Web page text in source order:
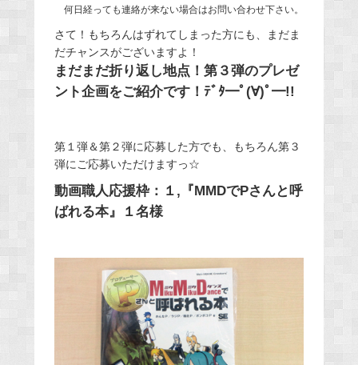
何日経っても連絡が来ない場合はお問い合わせ下さい。
さて！もちろんはずれてしまった方にも、まだま
だチャンスがございますよ！
まだまだ折り返し地点！第３弾のプレゼ
ント企画をご紹介です！ﾃﾞﾀ━ﾟ(∀)ﾟ━!!
第１弾＆第２弾に応募した方でも、もちろん第３
弾にご応募いただけますっ☆
動画職人応援枠：１,『MMDでPさんと呼
ばれる本』１名様